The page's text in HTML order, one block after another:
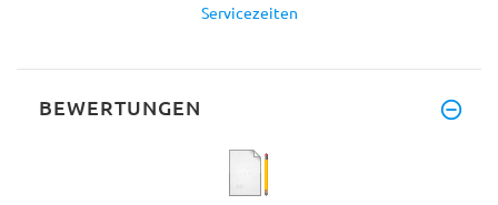
Servicezeiten
BEWERTUNGEN